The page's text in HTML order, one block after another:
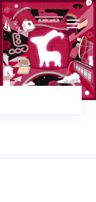
取消